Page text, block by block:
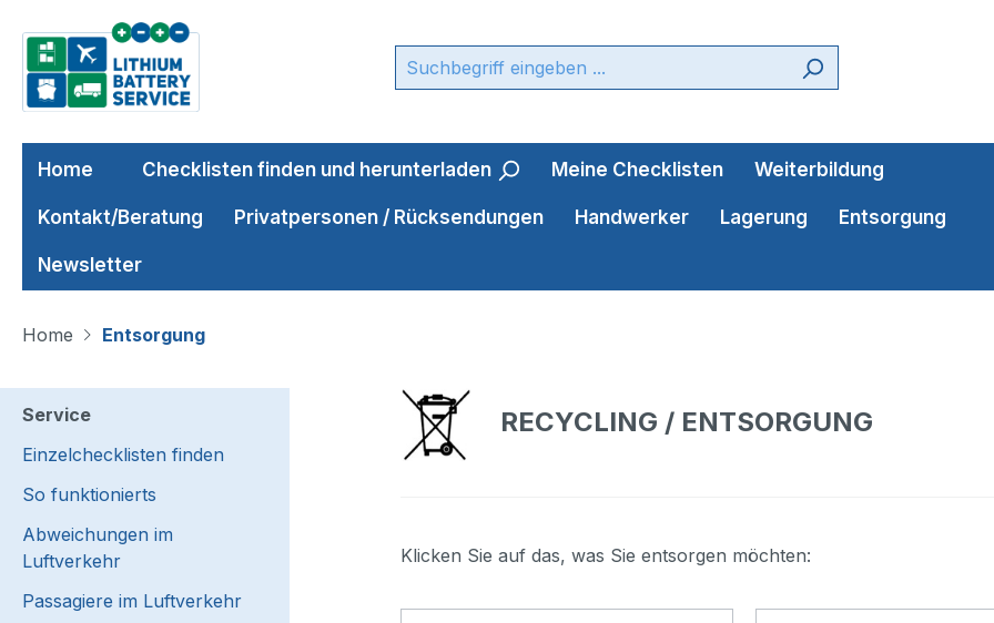
Hauptinhalt springen
Zur Suche springen
Zur Hauptnavigation springen
Home Checklisten finden und herunterladen Meine Checklisten Weiterbildung
Kontakt/Beratung Privatpersonen / Rücksendungen Handwerker Lagerung Entsorgung
Newsletter
Home Entsorgung
Service
Einzelchecklisten finden
So funktionierts
Abweichungen im
Luftverkehr
Passagiere im Luftverkehr
RECYCLING / ENTSORGUNG
Klicken Sie auf das, was Sie entsorgen möchten: